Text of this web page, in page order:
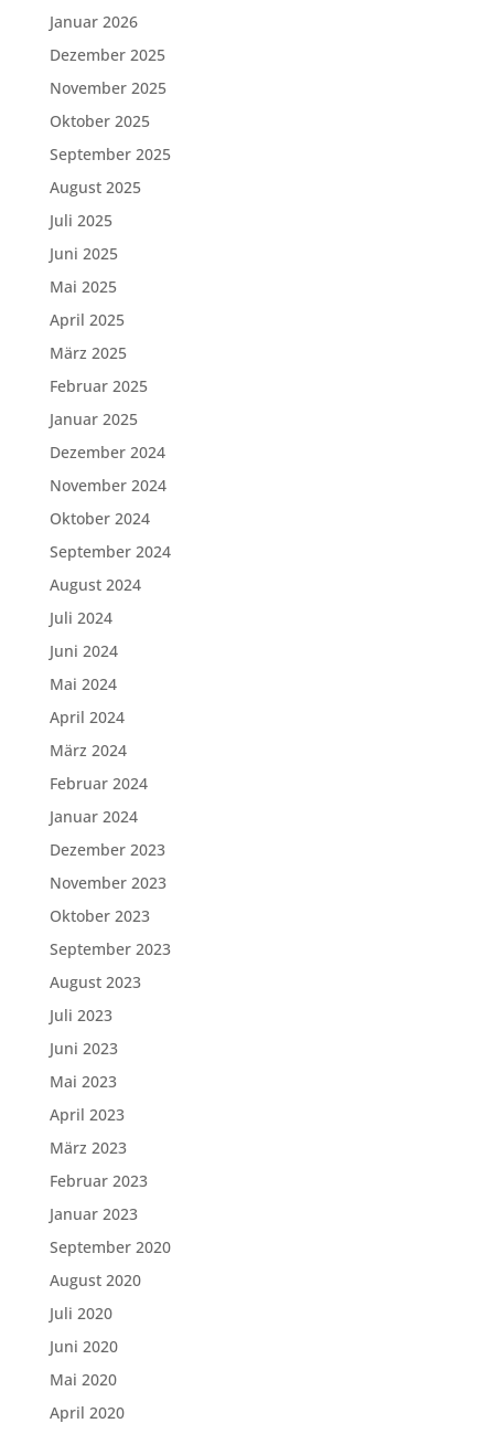
Januar 2026
Dezember 2025
November 2025
Oktober 2025
September 2025
August 2025
Juli 2025
Juni 2025
Mai 2025
April 2025
März 2025
Februar 2025
Januar 2025
Dezember 2024
November 2024
Oktober 2024
September 2024
August 2024
Juli 2024
Juni 2024
Mai 2024
April 2024
März 2024
Februar 2024
Januar 2024
Dezember 2023
November 2023
Oktober 2023
September 2023
August 2023
Juli 2023
Juni 2023
Mai 2023
April 2023
März 2023
Februar 2023
Januar 2023
September 2020
August 2020
Juli 2020
Juni 2020
Mai 2020
April 2020